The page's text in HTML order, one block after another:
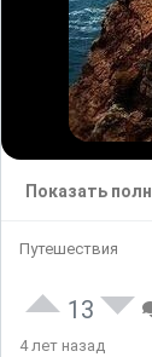
Показать
Путешествия
13
4 лет назад